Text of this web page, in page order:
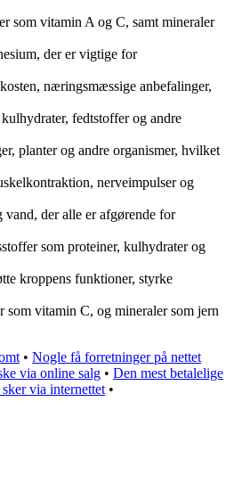
som vitamin A og C, samt mineraler
der er vigtige for
næringsmæssige anbefalinger,
fedtstoffer og andre
planter og andre organismer, hvilket
nerveimpulser og
der alle er afgørende for
som proteiner, kulhydrater og
kroppens funktioner, styrke
vitamin C, og mineraler som jern
• Nogle få forretninger på nettet
via online salg • Den mest betalelige
via internettet •